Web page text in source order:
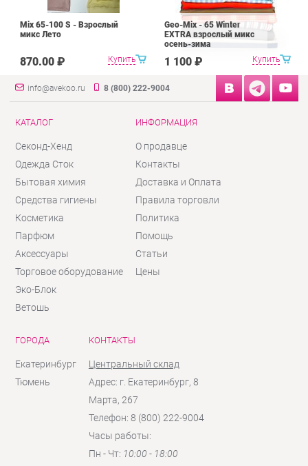
Купить
Mix 65-100 S - Взрослый
микс Лето
870.00 ₽ Купить
Geo-Mix - 65 Winter
EXTRA взрослый микс
осень-зима
1 100 ₽
info@avekoo.ru 8 (800) 222-9004
КАТАЛОГ
Секонд-Хенд
Одежда Сток
Бытовая химия
Средства гигиены
Косметика
Парфюм
Аксессуары
Торговое оборудование
Эко-Блок
Ветошь
ИНФОРМАЦИЯ
О продавце
Контакты
Доставка и Оплата
Правила торговли
Политика
Помощь
Статьи
Цены
ГОРОДА
Екатеринбург
Тюмень
КОНТАКТЫ
Центральный склад
Адрес: г. Екатеринбург, 8
Марта, 267
Телефон: 8 (800) 222-9004
Часы работы:
Пн - Чт: 10:00 - 18:00